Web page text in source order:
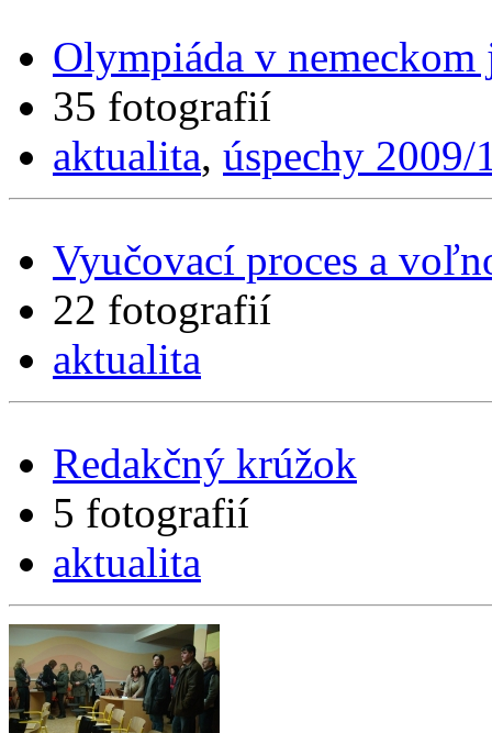
Olympiáda v nemeckom
35 fotografií
aktualita, úspechy 2009/
Vyučovací proces a
22 fotografií
aktualita
Redakčný krúžok
5 fotografií
aktualita